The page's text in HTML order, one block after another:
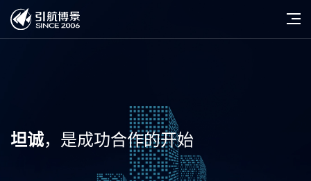
坦诚，是成功合作的开始